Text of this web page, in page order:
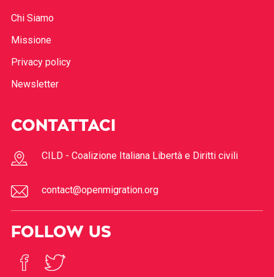
Chi Siamo
Missione
Privacy policy
Newsletter
CONTATTACI
CILD - Coalizione Italiana Libertà e Diritti civili
contact@openmigration.org
FOLLOW US